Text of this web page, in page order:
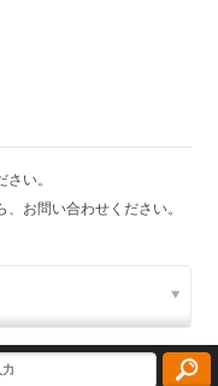
い。
お問い合わせください。